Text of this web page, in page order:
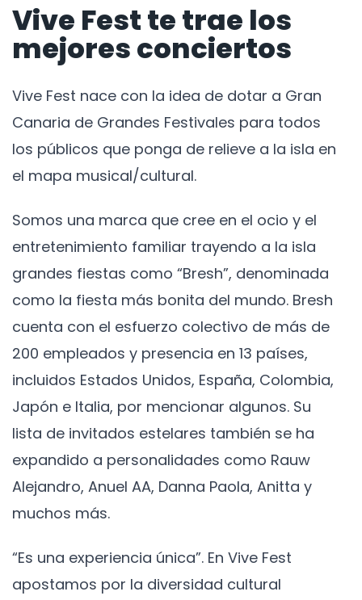
Vive Fest te trae los
mejores conciertos
Vive Fest nace con la idea de dotar a Gran
Canaria de Grandes Festivales para todos
los públicos que ponga de relieve a la isla en
el mapa musical/cultural.
Somos una marca que cree en el ocio y el
entretenimiento familiar trayendo a la isla
grandes fiestas como “Bresh”, denominada
como la fiesta más bonita del mundo. Bresh
cuenta con el esfuerzo colectivo de más de
200 empleados y presencia en 13 países,
incluidos Estados Unidos, España, Colombia,
Japón e Italia, por mencionar algunos. Su
lista de invitados estelares también se ha
expandido a personalidades como Rauw
Alejandro, Anuel AA, Danna Paola, Anitta y
muchos más.
“Es una experiencia única”. En Vive Fest
apostamos por la diversidad cultural